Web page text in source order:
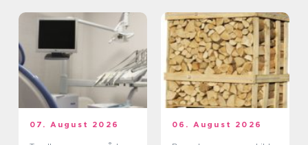
07. August 2026 06. August 2026